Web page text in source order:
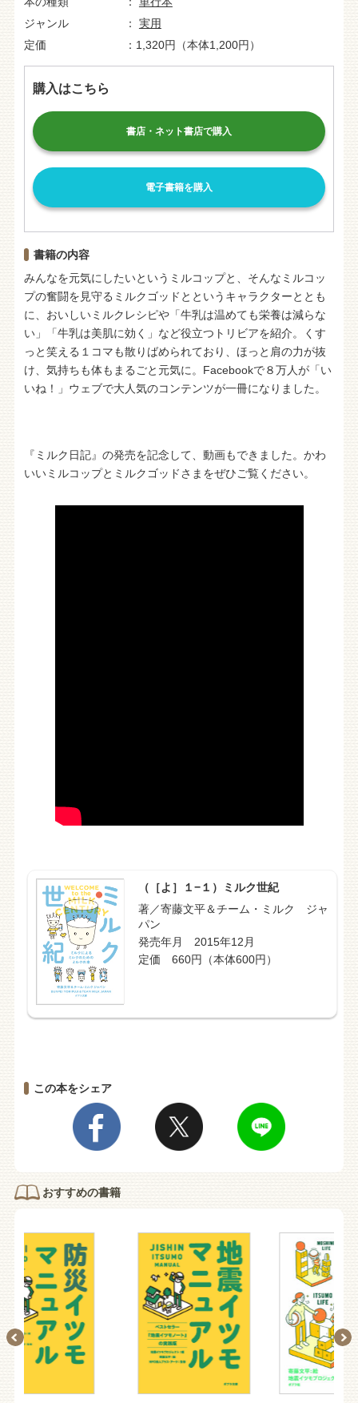
ジャンル
実用
定価
1,320円（本体1,200円）
購入はこちら
書店・ネット書店で購入
電子書籍を購入
書籍の内容
みんなを元気にしたいというミルコップと、そんなミルコッ
プの奮闘を見守るミルクゴッドとというキャラクターととも
に、おいしいミルクレシピや「牛乳は温めても栄養は減らな
い」「牛乳は美肌に効く」など役立つトリビアを紹介。くす
っと笑える１コマも散りばめられており、ほっと肩の力が抜
け、気持ちも体もまるごと元気に。Facebookで８万人が「い
いね！」ウェブで大人気のコンテンツが一冊になりました。
『ミルク日記』の発売を記念して、動画もできました。かわ
いいミルコップとミルクゴッドさまをぜひご覧ください。
（［よ］１−１）ミルク世紀
著／寄藤文平＆チーム・ミルク ジャ
パン
発売年月 2015年12月
定価 660円（本体600円）
この本をシェア
おすすめの書籍